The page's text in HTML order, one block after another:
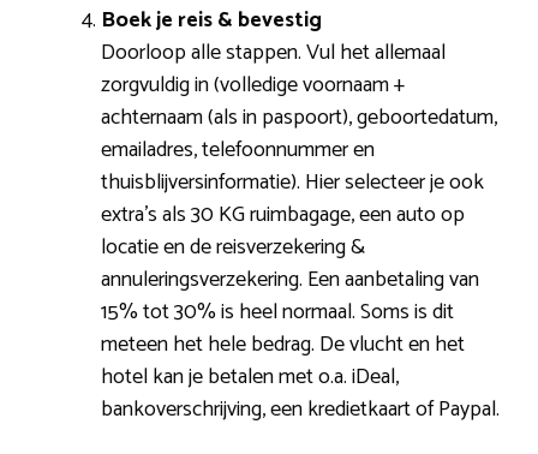
Boek je reis & bevestig
Doorloop alle stappen. Vul het allemaal
zorgvuldig in (volledige voornaam +
achternaam (als in paspoort), geboortedatum,
emailadres, telefoonnummer en
thuisblijversinformatie). Hier selecteer je ook
extra’s als 30 KG ruimbagage, een auto op
locatie en de reisverzekering &
annuleringsverzekering. Een aanbetaling van
15% tot 30% is heel normaal. Soms is dit
meteen het hele bedrag. De vlucht en het
hotel kan je betalen met o.a. iDeal,
bankoverschrijving, een kredietkaart of Paypal.